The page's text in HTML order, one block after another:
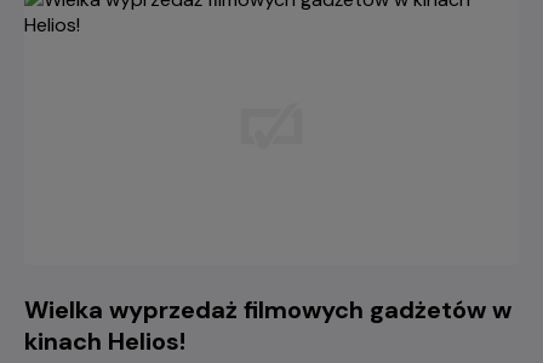
Wielka wyprzedaż filmowych gadżetów w
kinach Helios!